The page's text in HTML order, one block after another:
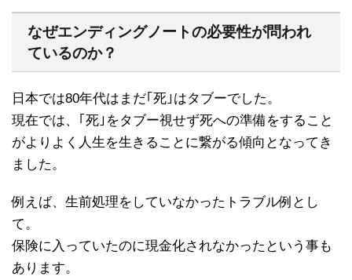
なぜエンディングノートの必要性が問われ
ているのか？
日本では80年代はまだ｢死｣はタブーでした。
現在では、｢死｣をタブー視せず死への準備をすること
がよりよく人生を生きることに繋がる傾向となってき
ました。
例えば、生前処理をしていなかったトラブル例とし
て。
保険に入っていたのに現金化されなかったという事も
あります。